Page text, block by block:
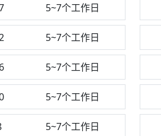
5~7个工作日
5~7个工作日
5~7个工作日
5~7个工作日
5~7个工作日